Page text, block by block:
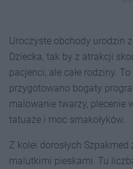
Uroczyste obchody urodzin
Dziecka, tak by z atrakcji
pacjenci, ale całe rodziny.
przygotowano bogaty
malowanie twarzy, plecenie
tatuaże i moc smakołyków.
Z kolei dorosłych
malutkimi pieskami. Tu